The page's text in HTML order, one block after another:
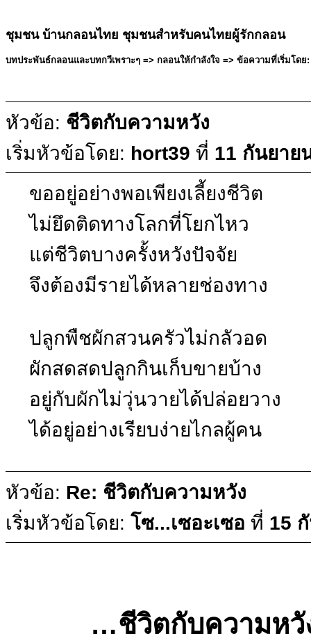
ชุมชน บ้านกลอนไทย ชุมชนสำหรับคนไทยผู้รักกลอน
บทประพันธ์กลอนและบทกวีเพราะๆ => กลอนให้กำลังใจ => ข้อความที่เริ่มโดย
หัวข้อ: ชีวิตกับความหวัง
เริ่มหัวข้อโดย: hort39 ที่ 11 กันยาย
ขออยู่อย่างพอเพียงเลี้ยงชีวิต
ไม่ยึดติดทางโลกที่โยกไหว
แต่ชีวิตบางครั้งหวังปัจจัย
จึงต้องมีรายได้หลายช่องทาง
ปลูกพืชผักสวนครัวไม่กลัวอด
ผักสดสดปลูกกินเก็บขายบ้าง
อยู่กับผักไม่วุ่นวายได้ปล่อยวาง
ได้อยู่อย่างเรียบง่ายไกลผู้คน
หัวข้อ: Re: ชีวิตกับความหวัง
เริ่มหัวข้อโดย: โซ...เซอะเซอ ที่ 15
…ชีวิตกับความห